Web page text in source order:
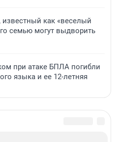
как «веселый
семью могут выдворить
при атаке БПЛА погибли
языка и ее 12-летняя